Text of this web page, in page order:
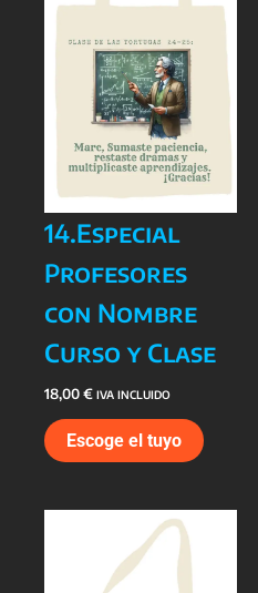
14.Especial
Profesores
con Nombre
Curso y Clase
18,00€ IVA INCLUIDO
Escoge el tuyo